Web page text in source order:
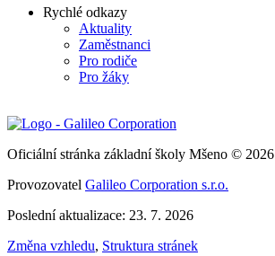
Rychlé odkazy
Aktuality
Zaměstnanci
Pro rodiče
Pro žáky
Oficiální stránka základní školy Mšeno © 2026
Provozovatel Galileo Corporation s.r.o.
Poslední aktualizace: 23. 7. 2026
Změna vzhledu, Struktura stránek